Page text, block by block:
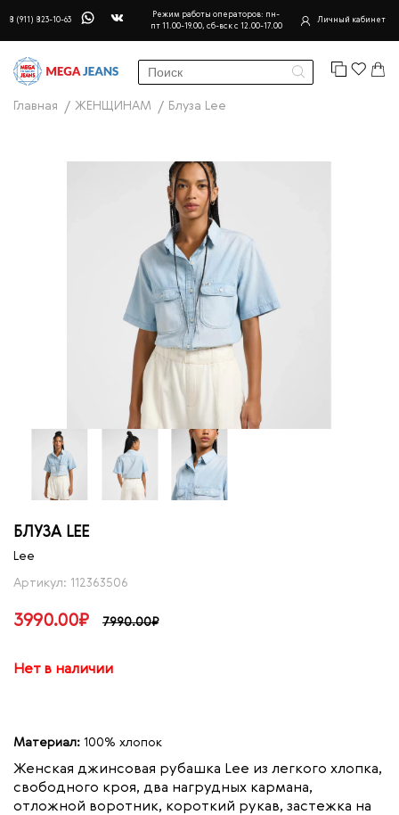
8 (911) 823-10-63
Режим работы операторов: пн-
пт 11.00-19.00, сб-вск с 12.00-17.00
Личный кабинет
Главная ЖЕНЩИНАМ Блуза Lee
БЛУЗА LEE
Lee
Артикул: 112363506
3990.00₽ 7990.00₽
Нет в наличии
Материал: 100% хлопок
Женская джинсовая рубашка Lee из легкого хлопка,
свободного кроя, два нагрудных кармана,
отложной воротник, короткий рукав, застежка на